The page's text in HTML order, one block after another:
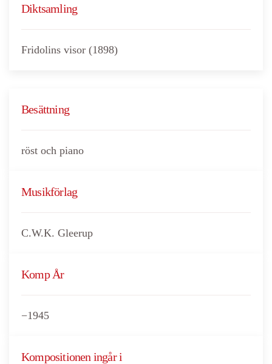
Diktsamling
Fridolins visor (1898)
Besättning
röst och piano
Musikförlag
C.W.K. Gleerup
Komp År
−1945
Kompositionen ingår i